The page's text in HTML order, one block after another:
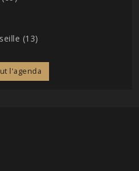
(13)
l'agenda